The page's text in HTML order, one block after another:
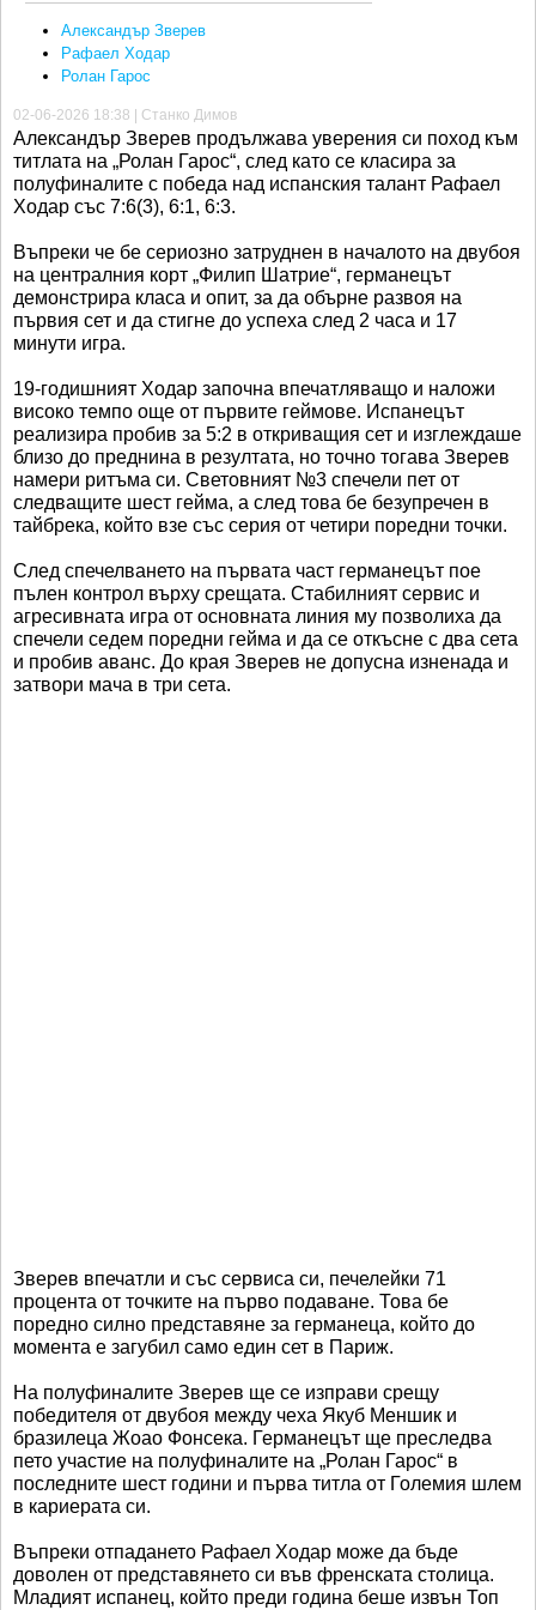
Александър Зверев
Рафаел Ходар
Ролан Гарос
02-06-2026 18:38 | Станко Димов
Александър Зверев продължава уверения си поход към
титлата на „Ролан Гарос“, след като се класира за
полуфиналите с победа над испанския талант Рафаел
Ходар със 7:6(3), 6:1, 6:3.
Въпреки че бе сериозно затруднен в началото на двубоя
на централния корт „Филип Шатрие“, германецът
демонстрира класа и опит, за да обърне развоя на
първия сет и да стигне до успеха след 2 часа и 17
минути игра.
19-годишният Ходар започна впечатляващо и наложи
високо темпо още от първите геймове. Испанецът
реализира пробив за 5:2 в откриващия сет и изглеждаше
близо до преднина в резултата, но точно тогава Зверев
намери ритъма си. Световният №3 спечели пет от
следващите шест гейма, а след това бе безупречен в
тайбрека, който взе със серия от четири поредни точки.
След спечелването на първата част германецът пое
пълен контрол върху срещата. Стабилният сервис и
агресивната игра от основната линия му позволиха да
спечели седем поредни гейма и да се откъсне с два сета
и пробив аванс. До края Зверев не допусна изненада и
затвори мача в три сета.
Зверев впечатли и със сервиса си, печелейки 71
процента от точките на първо подаване. Това бе
поредно силно представяне за германеца, който до
момента е загубил само един сет в Париж.
На полуфиналите Зверев ще се изправи срещу
победителя от двубоя между чеха Якуб Меншик и
бразилеца Жоао Фонсека. Германецът ще преследва
пето участие на полуфиналите на „Ролан Гарос“ в
последните шест години и първа титла от Големия шлем
в кариерата си.
Въпреки отпадането Рафаел Ходар може да бъде
доволен от представянето си във френската столица.
Младият испанец, който преди година беше извън Топ